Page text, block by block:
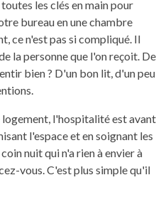
les clés en main pour
bureau en une chambre
ce n'est pas si compliqué. Il
la personne que l'on reçoit. De
bien ? D'un bon lit, d'un peu
l'hospitalité est avant
l'espace et en soignant les
nuit qui n'a rien à envier à
vous. C'est plus simple qu'il